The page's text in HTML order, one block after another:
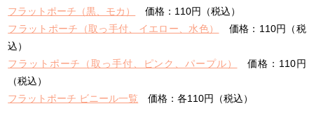
フラットポーチ（黒、モカ）
価格：110円（税込）
フラットポーチ（取っ手付、イエロー、水色）
価格：110円（税
込）
フラットポーチ（取っ手付、ピンク、パープル）
価格：110円
（税込）
フラットポーチ ビニール一覧 価格：各110円（税込）